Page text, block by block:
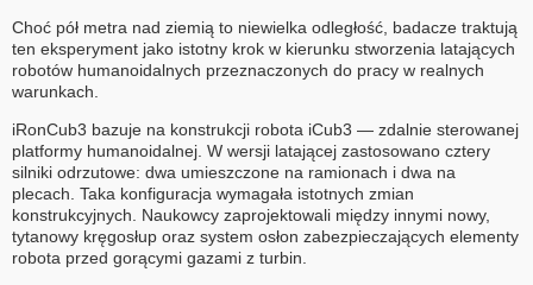
Choć pół metra nad ziemią to niewielka odległość, badacze traktują
ten eksperyment jako istotny krok w kierunku stworzenia latających
robotów humanoidalnych przeznaczonych do pracy w realnych
warunkach.
iRonCub3 bazuje na konstrukcji robota iCub3 — zdalnie sterowanej
platformy humanoidalnej. W wersji latającej zastosowano cztery
silniki odrzutowe: dwa umieszczone na ramionach i dwa na
plecach. Taka konfiguracja wymagała istotnych zmian
konstrukcyjnych. Naukowcy zaprojektowali między innymi nowy,
tytanowy kręgosłup oraz system osłon zabezpieczających elementy
robota przed gorącymi gazami z turbin.